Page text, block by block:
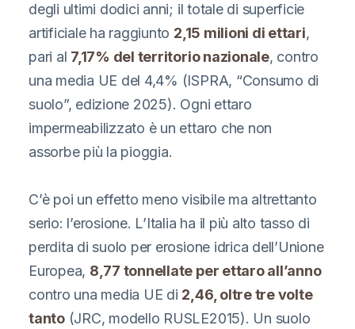
degli ultimi dodici anni; il totale di superficie
artificiale ha raggiunto 2,15 milioni di ettari,
pari al 7,17% del territorio nazionale, contro
una media UE del 4,4% (ISPRA, “Consumo di
suolo”, edizione 2025). Ogni ettaro
impermeabilizzato è un ettaro che non
assorbe più la pioggia.
C’è poi un effetto meno visibile ma altrettanto
serio: l’erosione. L’Italia ha il più alto tasso di
perdita di suolo per erosione idrica dell’Unione
Europea, 8,77 tonnellate per ettaro all’anno
contro una media UE di 2,46, oltre tre volte
tanto(JRC, modello RUSLE2015). Un suolo